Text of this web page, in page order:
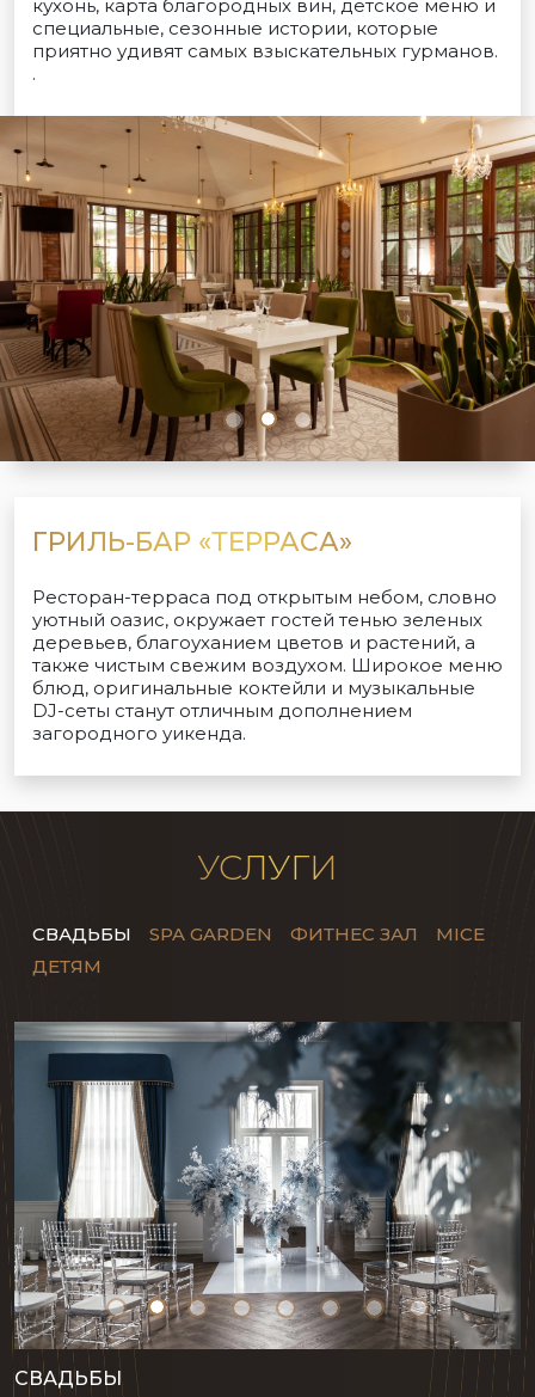
кухонь, карта благородных вин, детское меню и
специальные, сезонные истории, которые
приятно удивят самых взыскательных гурманов.
.
ГРИЛЬ-БАР «ТЕРРАСА»
Ресторан-терраса под открытым небом, словно
уютный оазис, окружает гостей тенью зеленых
деревьев, благоуханием цветов и растений, а
также чистым свежим воздухом. Широкое меню
блюд, оригинальные коктейли и музыкальные
DJ-сеты станут отличным дополнением
загородного уикенда.
УСЛУГИ
СВАДЬБЫ SPA GARDEN ФИТНЕС ЗАЛ
MICE
ДЕТЯМ
СВАДЬБЫ